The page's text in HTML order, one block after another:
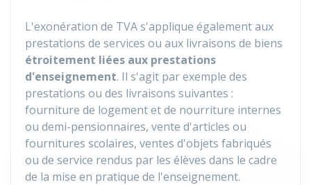
L'exonération de TVA s'applique également aux
prestations de services ou aux livraisons de biens
étroitement liées aux prestations
d'enseignement. Il s'agit par exemple des
prestations ou des livraisons suivantes :
fourniture de logement et de nourriture internes
ou demi-pensionnaires, vente d'articles ou
fournitures scolaires, ventes d'objets fabriqués
ou de service rendus par les élèves dans le cadre
de la mise en pratique de l'enseignement.